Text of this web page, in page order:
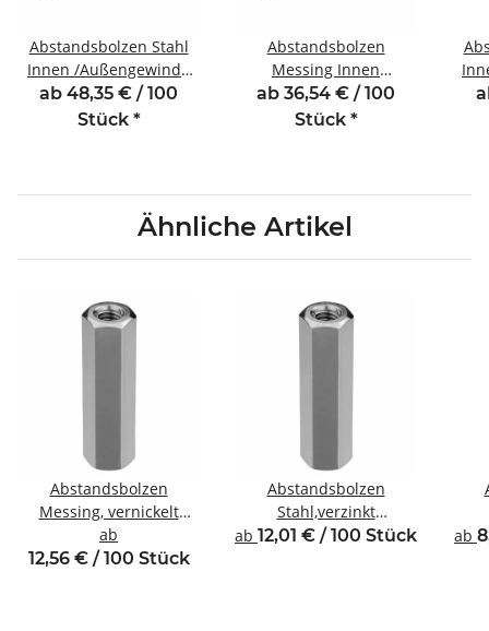
Abstandsbolzen Stahl
Innen /Außengewinde
80 mm M4 SW7 AG 8
ab 48,35 € / 100
Stück *
Abstandsbolzen
Messing Innen
/Außengewinde 30 mm
M4 SW7 AG 8
ab 36,54 € / 100
Stück *
Ähnliche Artikel
Abstandsbolzen
Messing, vernickelt
Innen/Innengewinde M4
SW7
ab
12,56 € / 100 Stück
Abstandsbolzen
Stahl,verzinkt
Innen/Innengewinde M4
ab 12,01 € / 100 Stück ab